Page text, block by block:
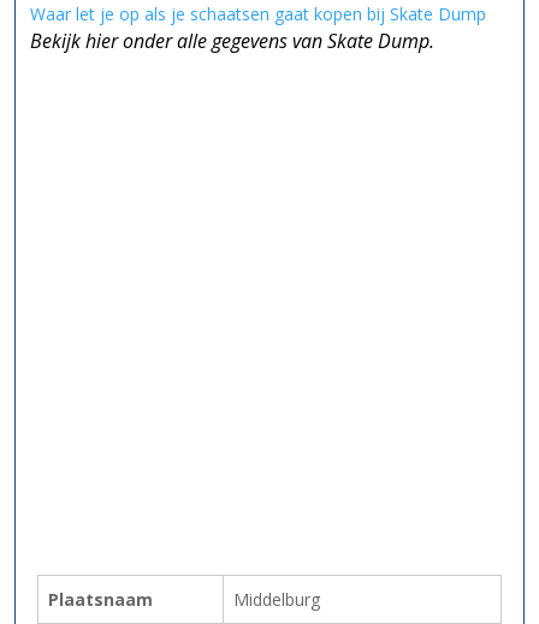
Waar let je op als je schaatsen gaat kopen bij Skate Dump
Bekijk hier onder alle gegevens van Skate Dump.
Plaatsnaam Middelburg